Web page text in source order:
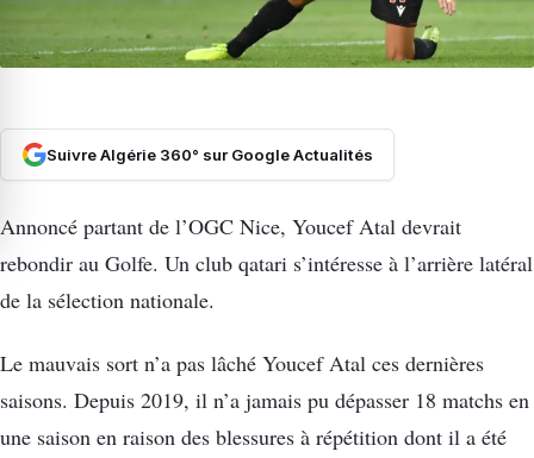
Suivre Algérie 360° sur Google Actualités
Annoncé partant de l’OGC Nice, Youcef Atal devrait
rebondir au Golfe. Un club qatari s’intéresse à l’arrière latéral
de la sélection nationale.
Le mauvais sort n’a pas lâché Youcef Atal ces dernières
saisons. Depuis 2019, il n’a jamais pu dépasser 18 matchs en
une saison en raison des blessures à répétition dont il a été